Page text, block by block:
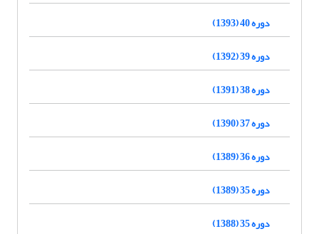
دوره 40 (1393)
دوره 39 (1392)
دوره 38 (1391)
دوره 37 (1390)
دوره 36 (1389)
دوره 35 (1389)
دوره 35 (1388)